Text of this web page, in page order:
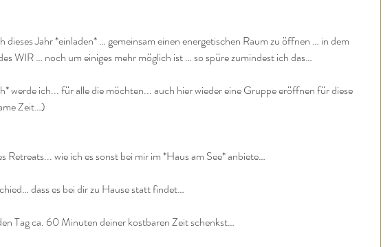
dieses Jahr *einladen* … gemeinsam einen energetischen Raum zu öffnen … in dem
WIR … noch um einiges mehr möglich ist … so spüre zumindest ich das…
werde ich... für alle die möchten... auch hier wieder eine Gruppe eröffnen für diese
Zeit…)
Retreats... wie ich es sonst bei mir im *Haus am See* anbiete…
dass es bei dir zu Hause statt findet…
Tag ca. 60 Minuten deiner kostbaren Zeit schenkst…